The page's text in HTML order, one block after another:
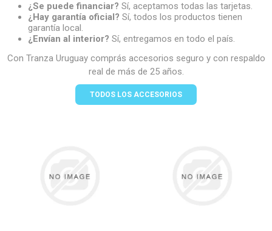
¿Se puede financiar? Sí, aceptamos todas las tarjetas.
¿Hay garantía oficial? Sí, todos los productos tienen
garantía local.
¿Envían al interior? Sí, entregamos en todo el país.
Con Tranza Uruguay comprás accesorios seguro y con respaldo
real de más de 25 años.
TODOS LOS ACCESORIOS